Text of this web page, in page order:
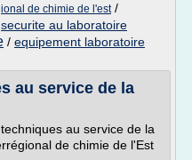
de chimie de l'est/
securite au laboratoire
/ equipement laboratoire
au service de la
au service de la
de chimie de l'Est